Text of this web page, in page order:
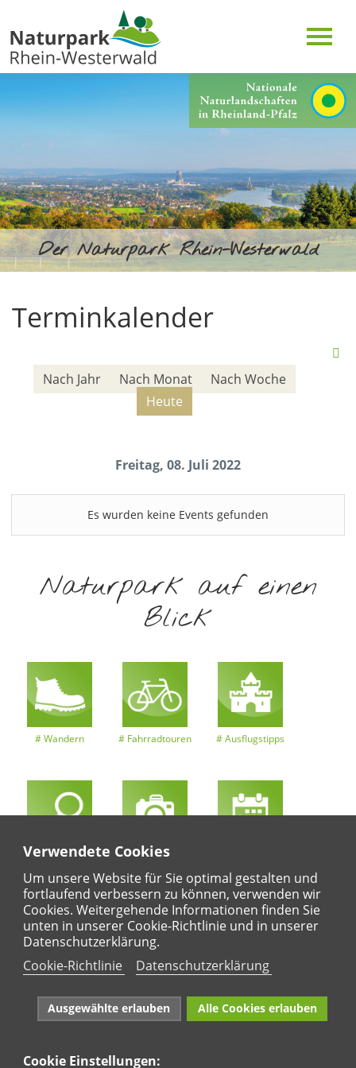
Verwendete Cookies
Um unsere Website für Sie optimal gestalten und
fortlaufend verbessern zu können, verwenden wir
Cookies. Weitergehende Informationen finden Sie
unten in unserer Cookie-Richtlinie und in unserer
Datenschutzerklärung.
Cookie-Richtlinie
Datenschutzerklärung
Ausgewählte erlauben Alle Cookies erlauben
Cookie Einstellungen:
Der Naturpark Rhein-Westerwald
Terminkalender
Nach Jahr Nach Monat
Nach Woche
Heute
Freitag, 08. Juli 2022
Es wurden keine Events gefunden
Naturpark auf einen
Blick
Wandern Fahrradtouren Ausflugstipps
Entdeckertouren Ansichten
Regional
Karte